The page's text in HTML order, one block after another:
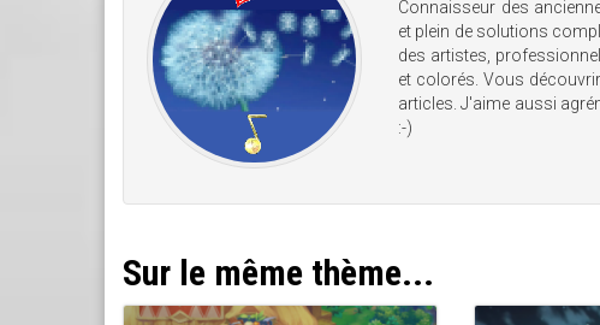
Connaisseur des
et plein de solutions
des artistes,
et colorés. Vous
articles. J'aime aussi
:-)
Sur le même thème...